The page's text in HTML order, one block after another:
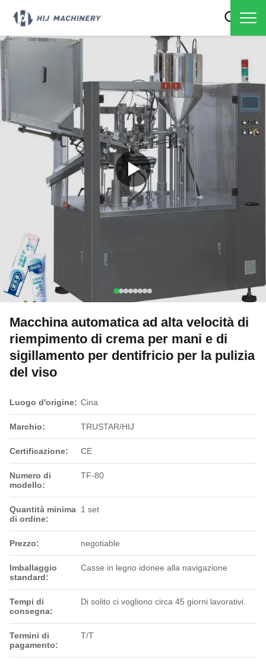
Macchina automatica ad alta velocità di
riempimento di crema per mani e di
sigillamento per dentifricio per la pulizia
del viso
Luogo d'origine: Cina
Marchio: TRUSTAR/HIJ
Certificazione: CE
Numero di
modello:
TF-80
Quantità minima
di ordine:
1 set
Prezzo: negotiable
Imballaggio
standard:
Casse in legno idonee alla navigazione
Tempi di
consegna:
Di solito ci vogliono circa 45 giorni lavorativi.
Termini di
pagamento:
T/T